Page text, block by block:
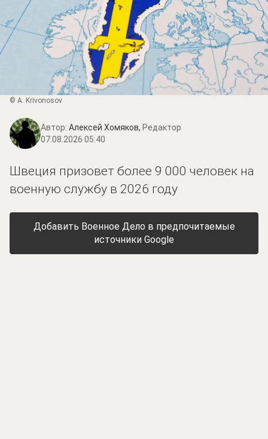
© A. Krivonosov
Автор: Алексей Хомяков, Редактор
07.08.2026 05:40
Швеция призовет более 9 000 человек на
военную службу в 2026 году
Добавить Военное Дело в предпочитаемые
источники Google